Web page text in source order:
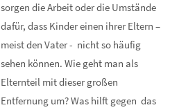
sorgen die Arbeit oder die Umstände
dafür, dass Kinder einen ihrer Eltern –
meist den Vater - nicht so häufig
sehen können. Wie geht man als
Elternteil mit dieser großen
Entfernung um? Was hilft gegen das